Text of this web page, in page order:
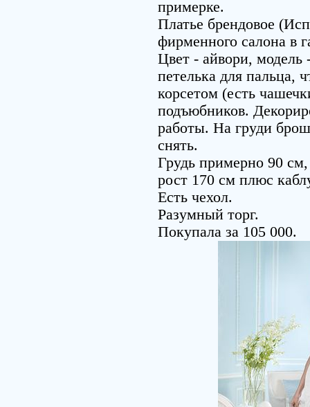
примерке.
Платье брендовое
фирменного салона в
Цвет - айвори, модель
петелька для пальца,
корсетом (есть
подъюбников.
работы. На груди
снять.
Грудь примерно 90
рост 170 см плюс
Есть чехол.
Разумный торг.
Покупала за 105 000.